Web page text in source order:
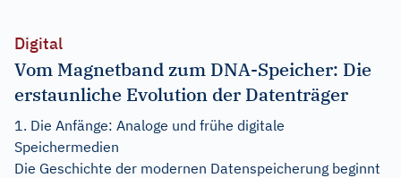
Digital
Vom Magnetband zum DNA-Speicher: Die
erstaunliche Evolution der Datenträger
1. Die Anfänge: Analoge und frühe digitale
Speichermedien
Die Geschichte der modernen Datenspeicherung beginnt